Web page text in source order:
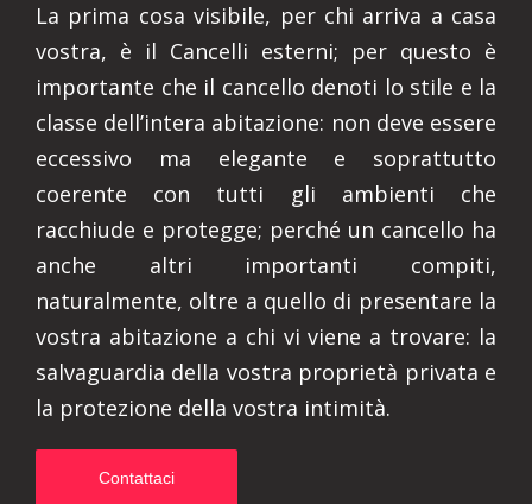
La prima cosa visibile, per chi arriva a casa
vostra, è il Cancelli esterni; per questo è
importante che il cancello denoti lo stile e la
classe dell’intera abitazione: non deve essere
eccessivo ma elegante e soprattutto
coerente con tutti gli ambienti che
racchiude e protegge; perché un cancello ha
anche altri importanti compiti,
naturalmente, oltre a quello di presentare la
vostra abitazione a chi vi viene a trovare: la
salvaguardia della vostra proprietà privata e
la protezione della vostra intimità.
Contattaci